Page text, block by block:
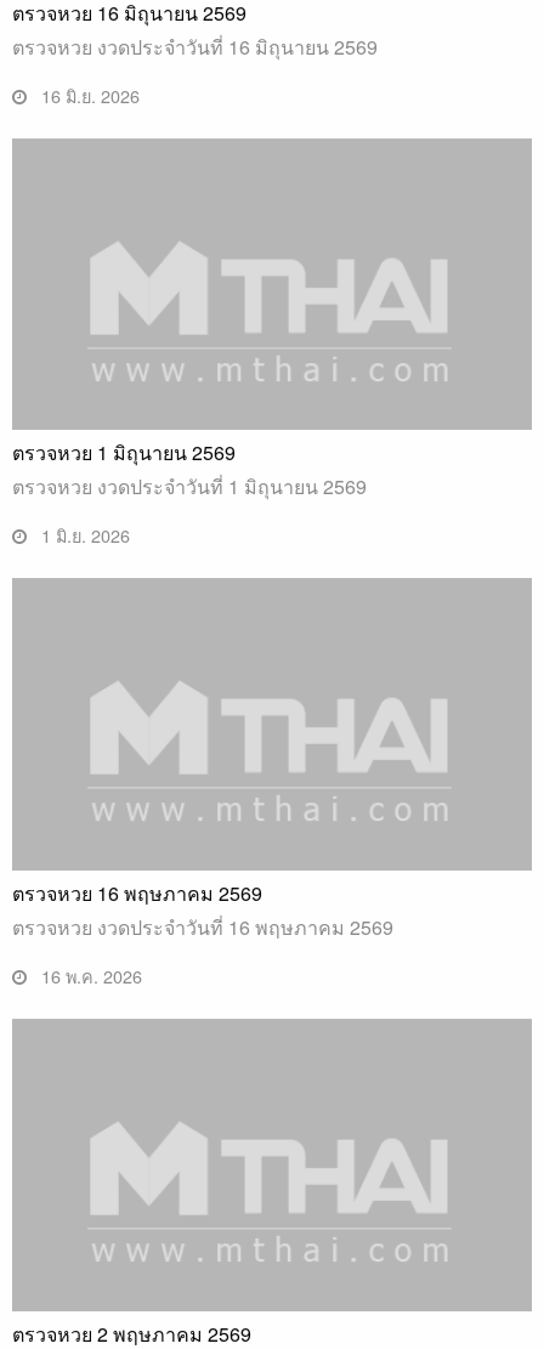
ตรวจหวย 16 มิถุนายน 2569
ตรวจหวย งวดประจำวันที่ 16 มิถุนายน 2569
16 มิ.ย. 2026
ตรวจหวย 1 มิถุนายน 2569
ตรวจหวย งวดประจำวันที่ 1 มิถุนายน 2569
1 มิ.ย. 2026
ตรวจหวย 16 พฤษภาคม 2569
ตรวจหวย งวดประจำวันที่ 16 พฤษภาคม 2569
16 พ.ค. 2026
ตรวจหวย 2 พฤษภาคม 2569